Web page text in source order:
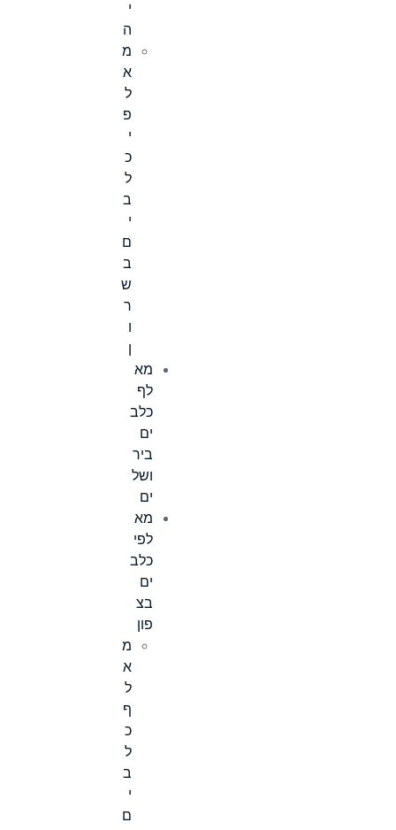
י
ה
מ
א
ל
פ
י
כ
ל
ב
י
ם
ב
ש
ר
ו
ן
מא
לף
כלב
ים
ביר
ושל
ים
מא
לפי
כלב
ים
בצ
פון
מ
א
ל
ף
כ
ל
ב
י
ם